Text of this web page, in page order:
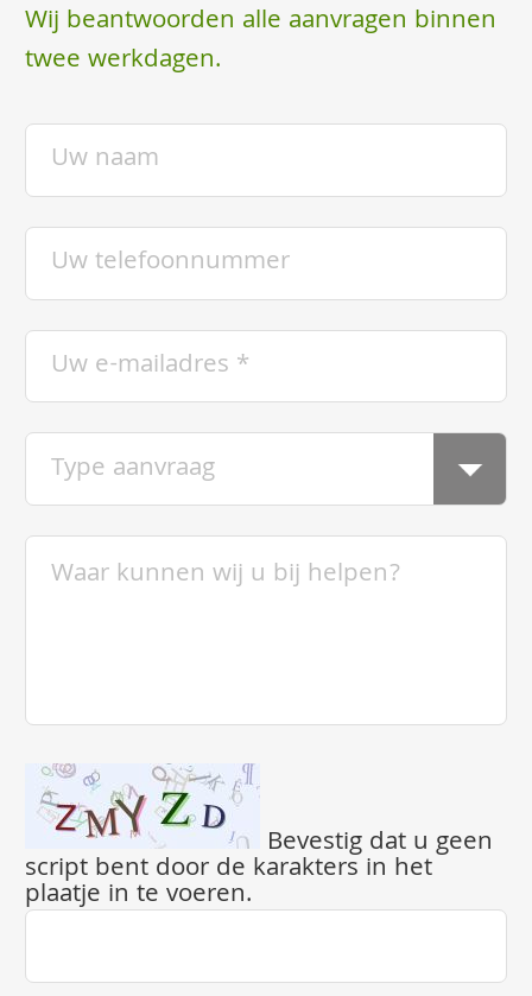
Wij beantwoorden alle aanvragen binnen
twee werkdagen.
Bevestig dat u geen
script bent door de karakters in het
plaatje in te voeren.